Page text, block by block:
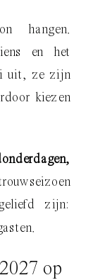
hangen.
en het
uit, ze zijn
kiezen
zijn:
op